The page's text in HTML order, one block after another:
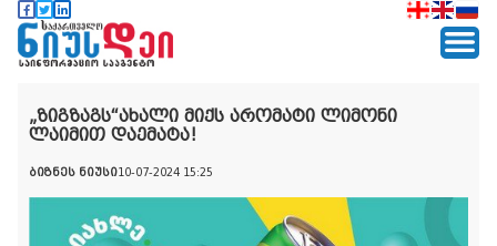
„ზიგზაგს“ახალი მიქს არომატი ლიმონი
ლაიმით დაემატა!
ბიზნეს ნიუსი10-07-2024 15:25